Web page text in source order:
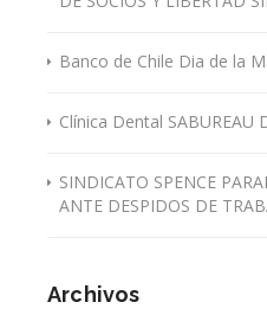
Banco de Chile Dia de la
Clínica Dental SABUREAU
SINDICATO SPENCE
ANTE DESPIDOS DE
Archivos